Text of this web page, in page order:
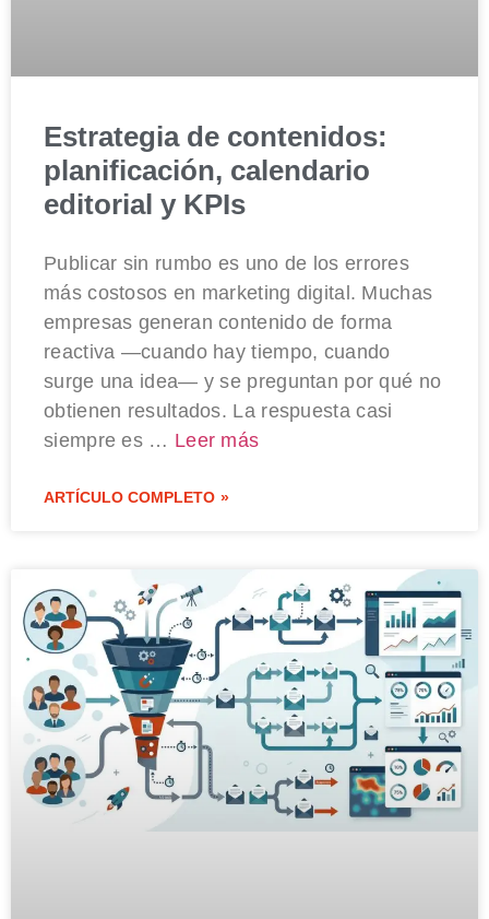
Estrategia de contenidos:
planificación, calendario
editorial y KPIs
Publicar sin rumbo es uno de los errores
más costosos en marketing digital. Muchas
empresas generan contenido de forma
reactiva —cuando hay tiempo, cuando
surge una idea— y se preguntan por qué no
obtienen resultados. La respuesta casi
siempre es … Leer más
ARTÍCULO COMPLETO »